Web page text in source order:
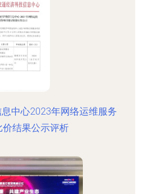
中心2023年网络运维服务
价结果公示评析